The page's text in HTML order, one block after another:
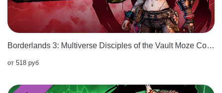
Borderlands 3: Multiverse Disciples of the Vault Moze Cosmetic Pack
от 518 руб